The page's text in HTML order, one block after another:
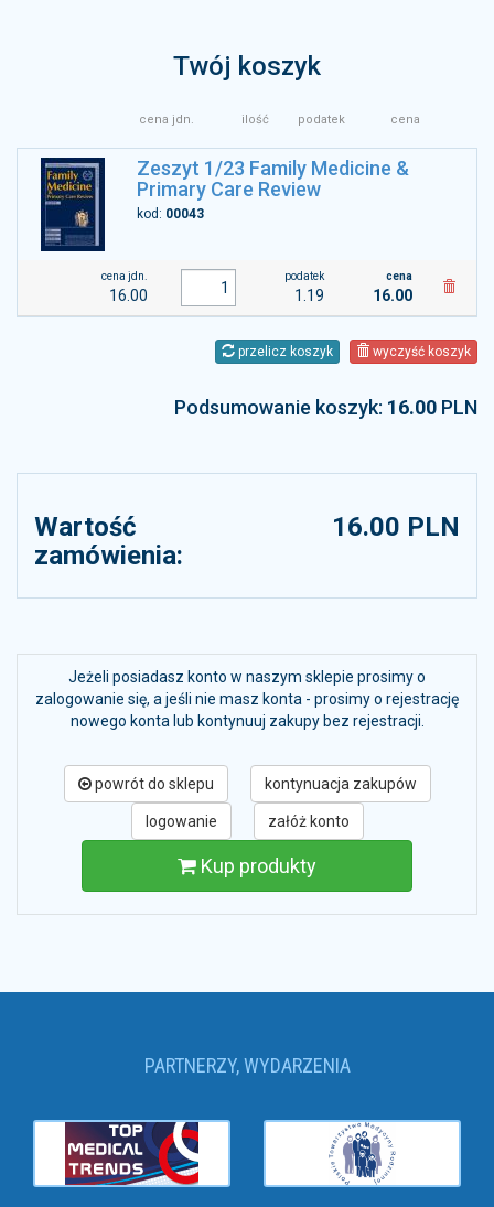
Twój koszyk
cena jdn. ilość podatek cena
Zeszyt 1/23 Family Medicine &
Primary Care Review
kod: 00043
cena jdn.
16.00
podatek
1.19
cena
16.00
przelicz koszyk wyczyść koszyk
Podsumowanie koszyk: 16.00 PLN
Wartość
zamówienia:
16.00 PLN
Jeżeli posiadasz konto w naszym sklepie prosimy o
zalogowanie się, a jeśli nie masz konta - prosimy o rejestrację
nowego konta lub kontynuuj zakupy bez rejestracji.
powrót do sklepu kontynuacja zakupów
logowanie załóż konto
Kup produkty
PARTNERZY, WYDARZENIA